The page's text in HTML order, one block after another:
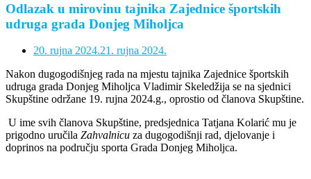
Odlazak u mirovinu tajnika Zajednice športskih
udruga grada Donjeg Miholjca
20. rujna 2024.21. rujna 2024.
Nakon dugogodišnjeg rada na mjestu tajnika Zajednice športskih
udruga grada Donjeg Miholjca Vladimir Skeledžija se na sjednici
Skupštine održane 19. rujna 2024.g., oprostio od članova Skupštine.
U ime svih članova Skupštine, predsjednica Tatjana Kolarić mu je
prigodno uručila Zahvalnicu za dugogodišnji rad, djelovanje i
doprinos na području sporta Grada Donjeg Miholjca.